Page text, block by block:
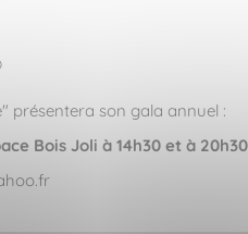
présentera son gala annuel :
Bois Joli à 14h30 et à 20h30